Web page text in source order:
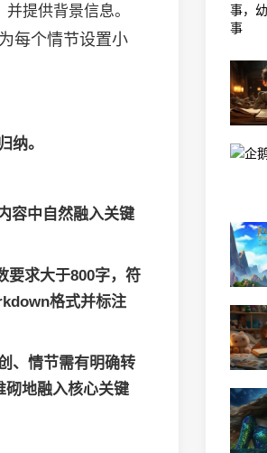
提供背景信息。
每个情节设置小
纳。
容中自然融入关键
要求大于800字，符
格式并标注
、情节需有明确转
砌地融入核心关键